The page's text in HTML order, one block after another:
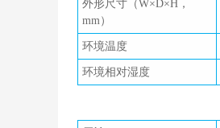
外形尺寸（W×D×H，
mm）
环境温度
环境相对湿度